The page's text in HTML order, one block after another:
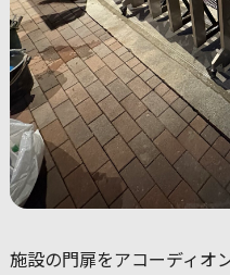
施設の門扉をアコーディオ